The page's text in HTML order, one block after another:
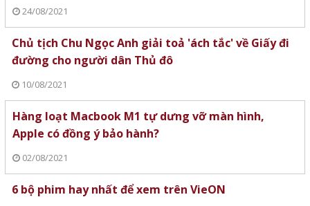
24/08/2021
Chủ tịch Chu Ngọc Anh giải toả 'ách tắc' về Giấy đi
đường cho người dân Thủ đô
10/08/2021
Hàng loạt Macbook M1 tự dưng vỡ màn hình,
Apple có đồng ý bảo hành?
02/08/2021
6 bộ phim hay nhất để xem trên VieON